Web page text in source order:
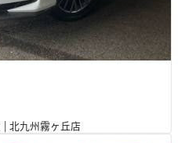
北九州霧ヶ丘店